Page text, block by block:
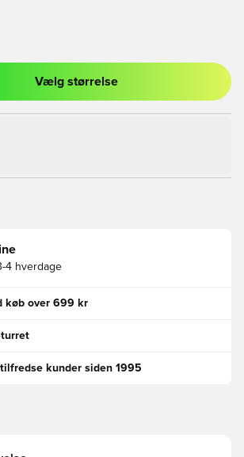
at logge ind eller tilmelde dig som medlem
Vælg størrelse
4 hverdage
køb over 699 kr
kunder siden 1995